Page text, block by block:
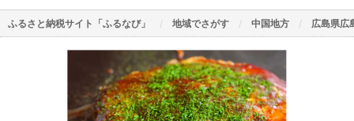
ふるさと納税サイト「ふるなび」 地域でさがす 中国地方 広島県広